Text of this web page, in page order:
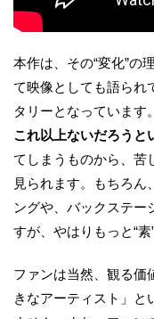
本作は、その“変化”の
て映像としても語られ
タリーとなっています
これ以上ないだろうと
てしまうものから、苦
見られます。もちろん
ングや、バックステー
すが、やはりもっと“
ファンは当然、観る価
きなアーティスト」と